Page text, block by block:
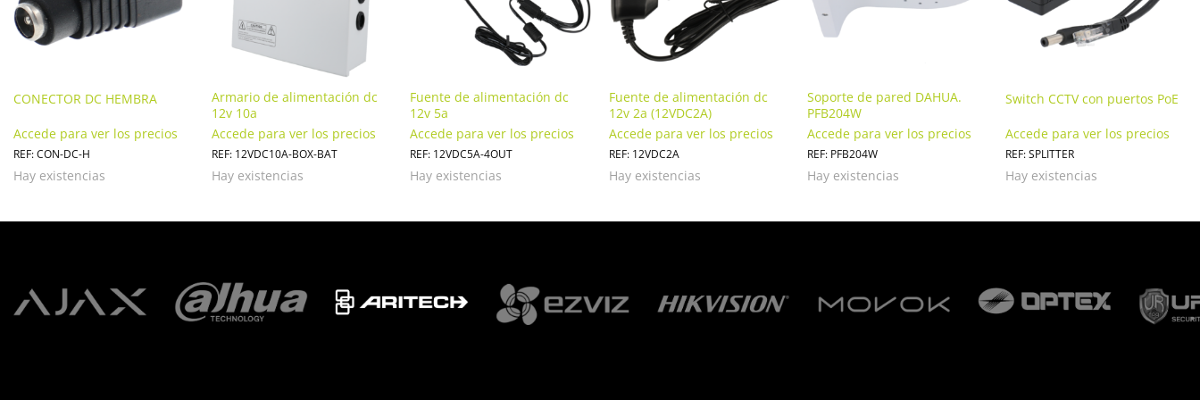
CONECTOR DC HEMBRA
Accede para ver los precios
REF: CON-DC-H
Hay existencias
Armario de alimentación dc
12v 10a
Accede para ver los precios
REF: 12VDC10A-BOX-BAT
Hay existencias
Fuente de alimentación dc
12v 5a
Accede para ver los precios
REF: 12VDC5A-4OUT
Hay existencias
Fuente de alimentación dc
12v 2a (12VDC2A)
Accede para ver los precios
REF: 12VDC2A
Hay existencias
Soporte de pared DAHUA.
PFB204W
Accede para ver los precios
REF: PFB204W
Hay existencias
Switch CCTV con puertos PoE
Accede para ver los precios
REF: SPLITTER
Hay existencias